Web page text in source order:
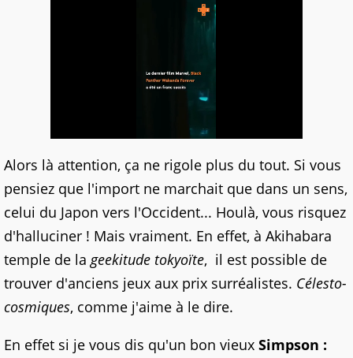
Alors là attention, ça ne rigole plus du tout. Si vous
pensiez que l'import ne marchait que dans un sens,
celui du Japon vers l'Occident... Houlà, vous risquez
d'halluciner ! Mais vraiment. En effet, à Akihabara
temple de lageekitude tokyoïte, il est possible de
trouver d'anciens jeux aux prix surréalistes. Célesto-
cosmiques, comme j'aime à le dire.
En effet si je vous dis qu'un bon vieux Simpson :